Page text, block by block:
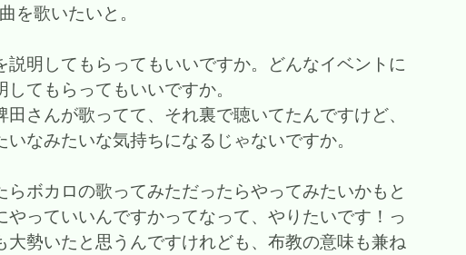
を歌いたいと。
明してもらってもいいですか。どんなイベントに
てもらってもいいですか。
さんが歌ってて、それ裏で聴いてたんですけど、
なみたいな気持ちになるじゃないですか。
ボカロの歌ってみただったらやってみたいかもと
っていいんですかってなって、やりたいです！っ
勢いたと思うんですけれども、布教の意味も兼ね